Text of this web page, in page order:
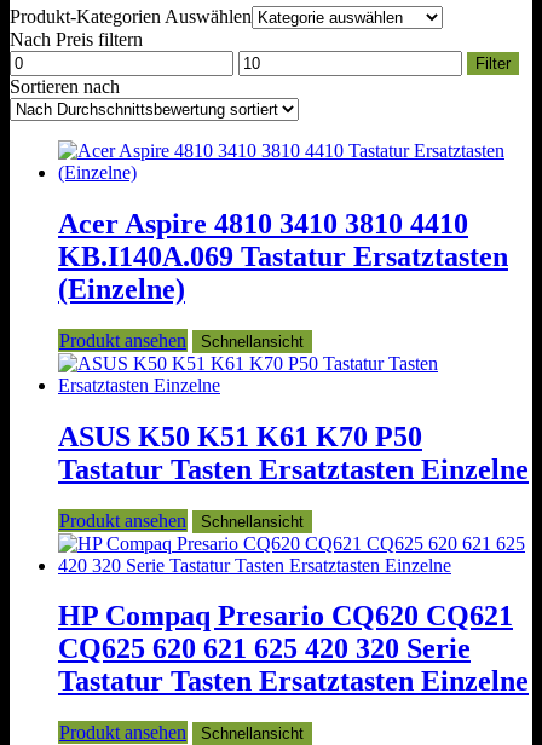
sortiert
Produkt-Kategorien Auswählen
Nach Preis filtern
Min.
Preis
Max.
Preis
Filter
Sortieren nach
Acer Aspire 4810 3410 3810 4410
KB.I140A.069 Tastatur Ersatztasten
(Einzelne)
Produkt ansehen Schnellansicht
ASUS K50 K51 K61 K70 P50
Tastatur Tasten Ersatztasten Einzelne
Produkt ansehen Schnellansicht
HP Compaq Presario CQ620 CQ621
CQ625 620 621 625 420 320 Serie
Tastatur Tasten Ersatztasten Einzelne
Produkt ansehen Schnellansicht